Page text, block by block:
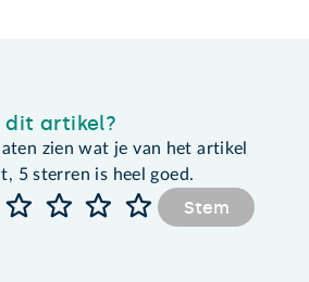
dit artikel?
zien wat je van het artikel
5 sterren is heel goed.
Stem